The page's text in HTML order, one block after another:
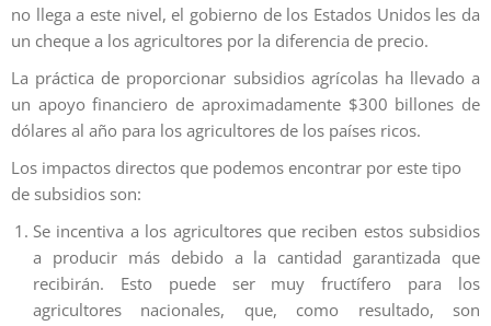
no llega a este nivel, el gobierno de los Estados Unidos les da
un cheque a los agricultores por la diferencia de precio.
La práctica de proporcionar subsidios agrícolas ha llevado a
un apoyo financiero de aproximadamente $300 billones de
dólares al año para los agricultores de los países ricos.
Los impactos directos que podemos encontrar por este tipo
de subsidios son:
Se incentiva a los agricultores que reciben estos subsidios
a producir más debido a la cantidad garantizada que
recibirán. Esto puede ser muy fructífero para los
agricultores nacionales, que, como resultado, son